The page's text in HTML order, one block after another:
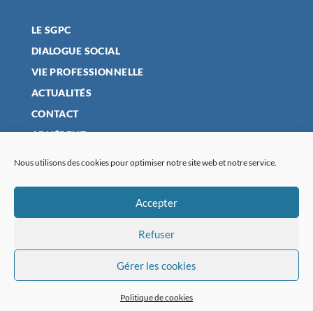
Nous utilisons des cookies pour optimiser notre site web et notre service.
Accepter
Refuser
Gérer les cookies
Politique de cookies
LE SGPC
DIALOGUE SOCIAL
VIE PROFESSIONNELLE
ACTUALITÉS
CONTACT
ADHÉRENT
POLITIQUE DE CONFIDENTIALITÉ
POLITIQUE DE COOKIES (UE)